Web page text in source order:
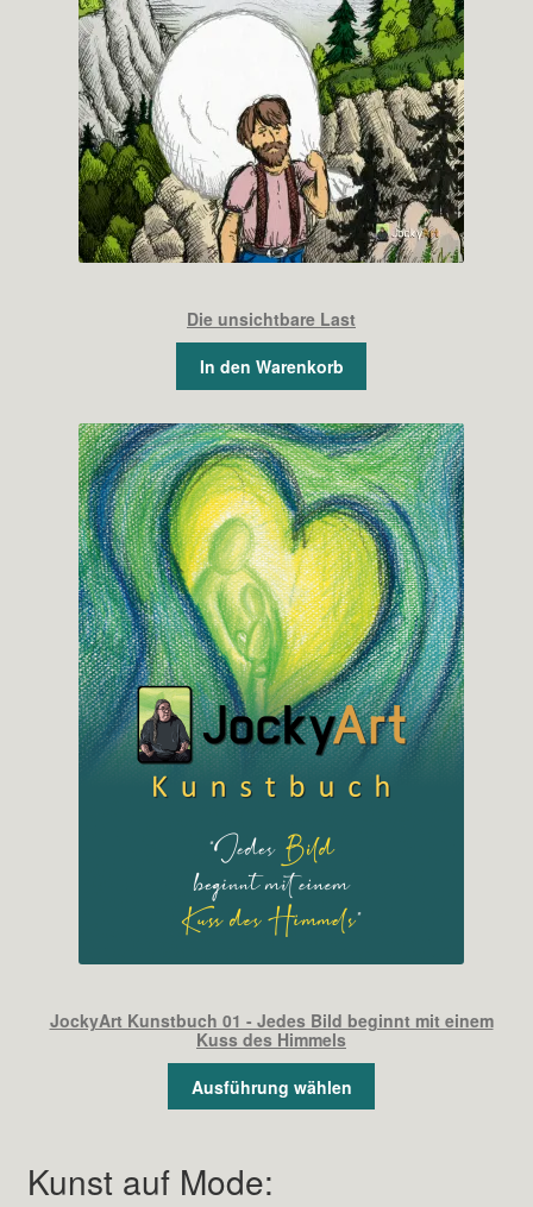
Die unsichtbare Last
In den Warenkorb
JockyArt Kunstbuch 01 - Jedes Bild beginnt mit einem
Kuss des Himmels
Ausführung wählen
Kunst auf Mode: